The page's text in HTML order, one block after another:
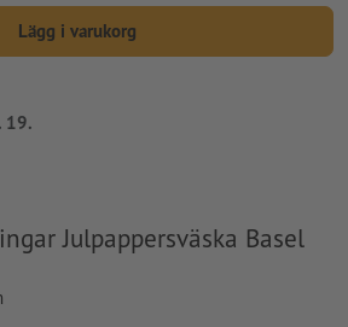
Lägg i varukorg
19.
Julpappersväska Basel